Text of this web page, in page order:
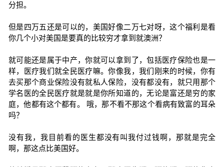
分担。
但是四万五还是可以的，美国好像二万七对呀，这个福利是看
你几个小对美国是要真的比较穷才拿到就澳洲？
就可能还是属于中产，你就可以拿到了，包括医疗保险也是一
样，医疗我们就全民医疗嘛。你像我，我们刚来的时候，你有
去买那个商业保险没有就私人保险，没有都没有，就只用那个
学名医的全民医疗就是就是你所知道的，无论是富还是穷的家
庭，他都有这个都有。 哦，那不看不那这个看病有致富的耳朵
吗？
没有我，我目前看的医生都没有叫我付过钱啊，那就是完全
啊，那这点比美国好。